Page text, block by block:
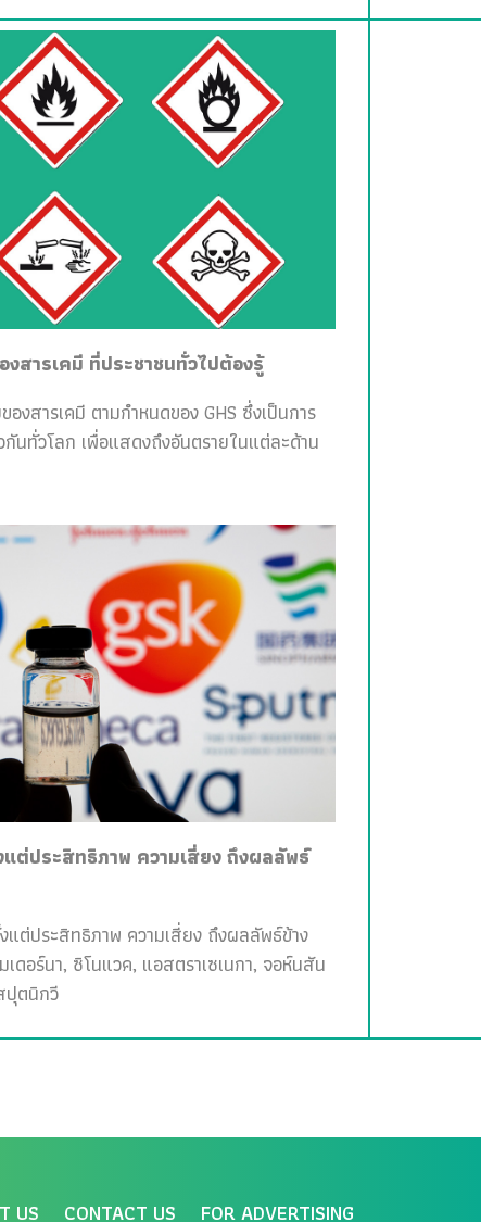
ารเคมี ที่ประชาชนทั่วไปต้องรู้
สารเคมี ตามกำหนดของ GHS ซึ่งเป็นการ
กันทั่วโลก เพื่อแสดงถึงอันตรายในแต่ละด้าน
ต่ประสิทธิภาพ ความเสี่ยง ถึงผลลัพธ์
แต่ประสิทธิภาพ ความเสี่ยง ถึงผลลัพธ์ข้าง
เดอร์นา, ซิโนแวค, แอสตราเซเนกา, จอห์นสัน
ปุตนิกวี
US CONTACT US FOR ADVERTISING